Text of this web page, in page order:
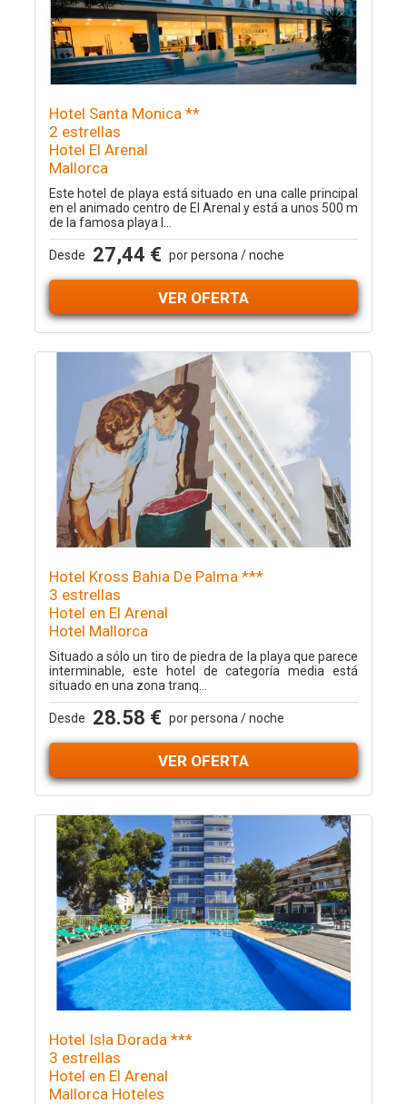
Hotel Santa Monica **
2 estrellas
Hotel El Arenal
Mallorca
Este hotel de playa está situado en una calle principal
en el animado centro de El Arenal y está a unos 500 m
de la famosa playa l...
Desde 27,44 € por persona / noche
VER OFERTA
Hotel Kross Bahia De Palma ***
3 estrellas
Hotel en El Arenal
Hotel Mallorca
Situado a sólo un tiro de piedra de la playa que parece
interminable, este hotel de categoría media está
situado en una zona tranq...
Desde 28.58 € por persona / noche
VER OFERTA
Hotel Isla Dorada ***
3 estrellas
Hotel en El Arenal
Mallorca Hoteles